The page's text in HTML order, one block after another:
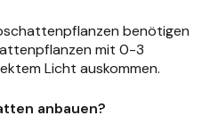
benötigen
mit 0-3
Licht auskommen.
anbauen?